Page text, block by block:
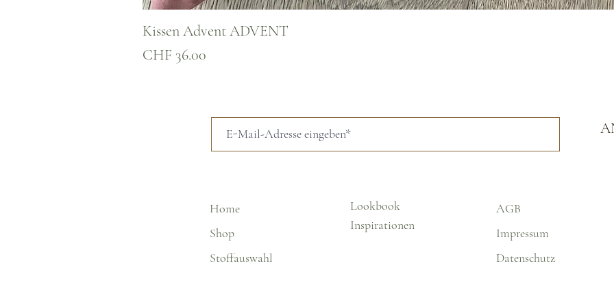
Kissen Advent ADVENT
Preis
CHF 36.00
Home
Shop
Stoffauswahl
Lookbook
Inspirationen
AGB
Impressum
Datenschutz